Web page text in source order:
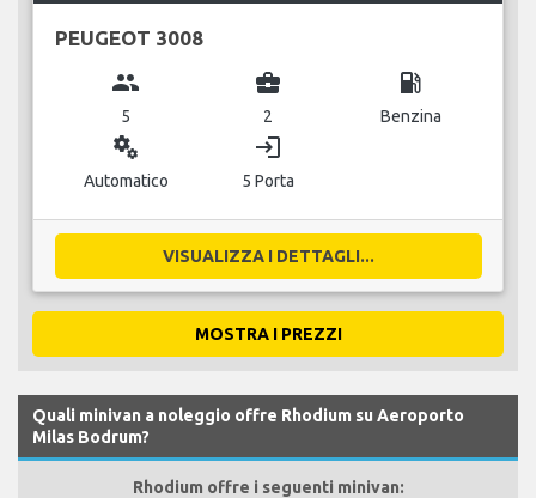
PEUGEOT 3008
group
5
business_center
2
local_gas_station
Benzina
miscellaneous_services
Automatico
login
5 Porta
VISUALIZZA I DETTAGLI...
MOSTRA I PREZZI
Quali minivan a noleggio offre Rhodium su Aeroporto
Milas Bodrum?
Rhodium offre i seguenti minivan: